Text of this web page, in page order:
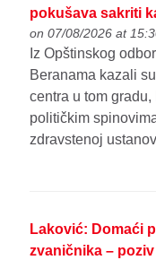
pokušava sakriti
on 07/08/2026 at
Iz Opštinskog
Beranama kazali
centra u tom
političkim
zdravstenoj
Laković: Domaći
zvaničnika –